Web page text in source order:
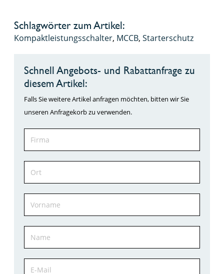
Schlagwörter zum Artikel:
Kompaktleistungsschalter, MCCB, Starterschutz
Schnell Angebots- und Rabattanfrage zu
diesem Artikel:
Falls Sie weitere Artikel anfragen möchten, bitten wir Sie
unseren Anfragekorb zu verwenden.